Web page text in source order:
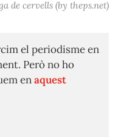
de cervells (by theps.net)
el periodisme en
Però no ho
enaquest